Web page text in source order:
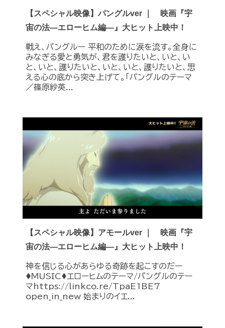
【スペシャル映像】パングルver ｜ 映画『宇
宙の法―エローヒム編―』大ヒット上映中！
戦え、パングルー 平和のために涙を流す。全身に
みなぎる愛と勇気が、君を護りたいと、いと、い
と、いと、護りたいと、いと、いと、護りたいと、思
える心の底から突き上げて。「パングルのテーマ
／篠原紗英...
【スペシャル映像】アモールver ｜ 映画『宇
宙の法―エローヒム編―』大ヒット上映中！
神を信じる心があらゆる奇跡を起こすのだー
♦︎MUSIC♦︎エローヒムのテーマ/パングルのテー
マhttps://linkco.re/TpaE1BE7
open_in_new 始まりのイエ...